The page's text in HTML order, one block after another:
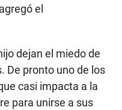
el
dejan el miedo de
De pronto uno de los
casi impacta a la
para unirse a sus